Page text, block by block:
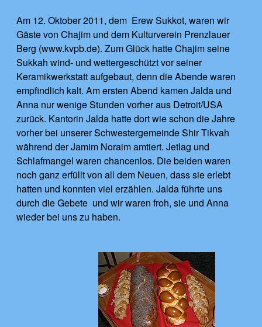
Am 12. Oktober 2011, dem Erew Sukkot, waren wir
Gäste von Chajim und dem Kulturverein Prenzlauer
Berg (www.kvpb.de). Zum Glück hatte Chajim seine
Sukkah wind- und wettergeschützt vor seiner
Keramikwerkstatt aufgebaut, denn die Abende waren
empfindlich kalt. Am ersten Abend kamen Jalda und
Anna nur wenige Stunden vorher aus Detroit/USA
zurück. Kantorin Jalda hatte dort wie schon die Jahre
vorher bei unserer Schwestergemeinde Shir Tikvah
während der Jamim Noraim amtiert. Jetlag und
Schlafmangel waren chancenlos. Die beiden waren
noch ganz erfüllt von all dem Neuen, dass sie erlebt
hatten und konnten viel erzählen. Jalda führte uns
durch die Gebete und wir waren froh, sie und Anna
wieder bei uns zu haben.